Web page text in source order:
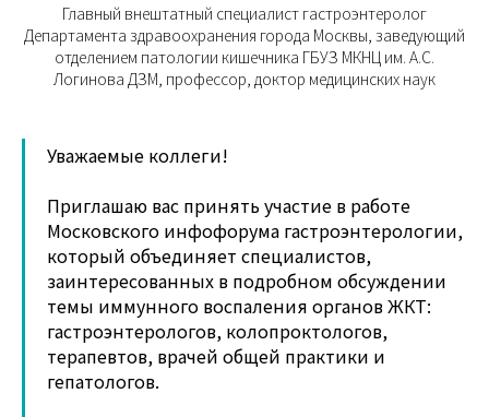
Главный внештатный специалист гастроэнтеролог
Департамента здравоохранения города Москвы, заведующий
отделением патологии кишечника ГБУЗ МКНЦ им. А.С.
Логинова ДЗМ, профессор, доктор медицинских наук
Уважаемые коллеги!
Приглашаю вас принять участие в работе
Московского инфофорума гастроэнтерологии,
который объединяет специалистов,
заинтересованных в подробном обсуждении
темы иммунного воспаления органов ЖКТ:
гастроэнтерологов, колопроктологов,
терапевтов, врачей общей практики и
гепатологов.